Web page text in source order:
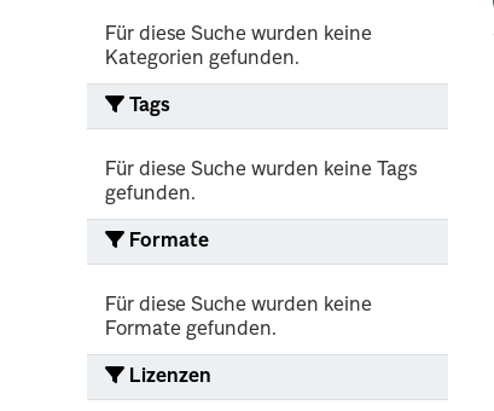
Für diese Suche wurden keine
Kategorien gefunden.
Tags
Für diese Suche wurden keine Tags
gefunden.
Formate
Für diese Suche wurden keine
Formate gefunden.
Lizenzen